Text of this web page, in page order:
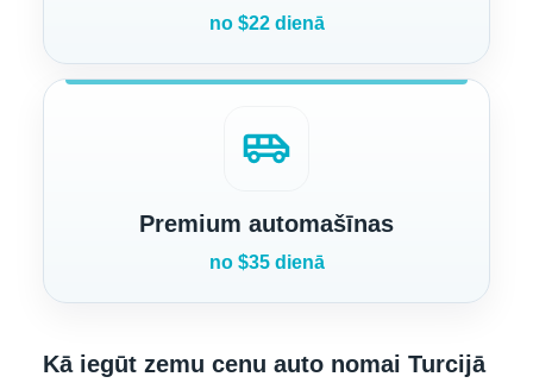
no $22 dienā
airport_shuttle
Premium automašīnas
no $35 dienā
Kā iegūt zemu cenu auto nomai Turcijā